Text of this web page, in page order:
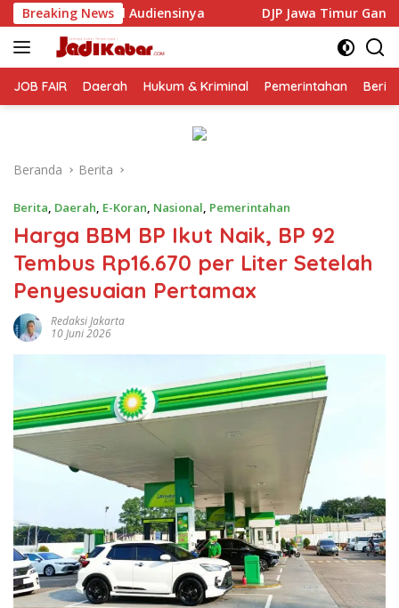
Langsung
ke
konten
Breaking NewsDJP Jawa Timur Gandeng GP Ansor Tingkatkan
JOB FAIR Daerah Hukum & Kriminal Pemerintahan
Beranda Berita
Berita, Daerah, E-Koran, Nasional, Pemerintahan
Harga BBM BP Ikut Naik, BP 92
Tembus Rp16.670 per Liter Setelah
Penyesuaian Pertamax
Redaksi Jakarta
10 Juni 2026